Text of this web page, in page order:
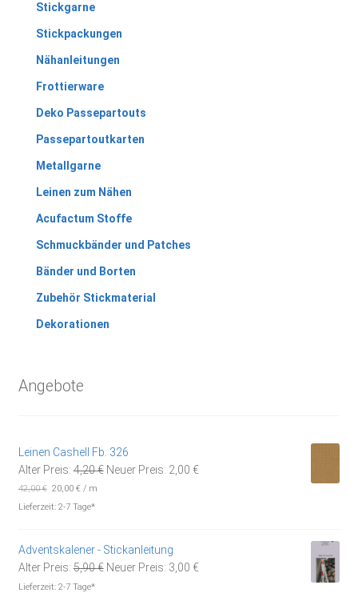
Stickgarne
Stickpackungen
Nähanleitungen
Frottierware
Deko Passepartouts
Passepartoutkarten
Metallgarne
Leinen zum Nähen
Acufactum Stoffe
Schmuckbänder und Patches
Bänder und Borten
Zubehör Stickmaterial
Dekorationen
Angebote
Leinen Cashell Fb. 326
Alter Preis: 4,20€ Ursprünglicher
Neuer Preis: 2,00 €Aktueller
42,00€ 20,00€ / m
Lieferzeit: 2-7 Tage*
Adventskalener - Stickanleitung
Alter Preis: 5,90€ Ursprünglicher
Neuer Preis: 3,00 €Aktueller
Lieferzeit: 2-7 Tage*